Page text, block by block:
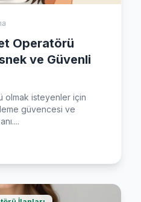
Operatörü
ve Güvenli
olmak isteyenler için
güvencesi ve